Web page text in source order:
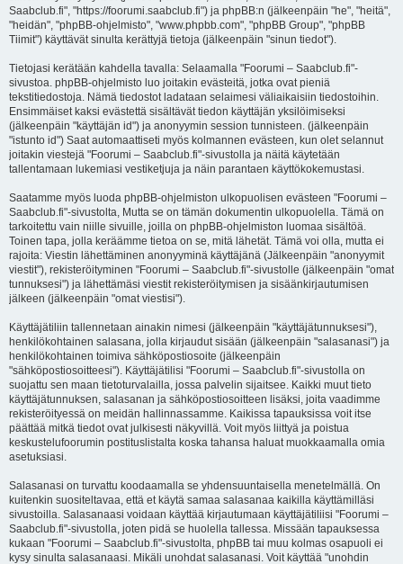
Saabclub.fi", "https://foorumi.saabclub.fi") ja phpBB:n (jälkeenpäin "he", "heitä",
"heidän", "phpBB-ohjelmisto", "www.phpbb.com", "phpBB Group", "phpBB
Tiimit") käyttävät sinulta kerättyjä tietoja (jälkeenpäin "sinun tiedot").
Tietojasi kerätään kahdella tavalla: Selaamalla "Foorumi – Saabclub.fi"-
sivustoa. phpBB-ohjelmisto luo joitakin evästeitä, jotka ovat pieniä
tekstitiedostoja. Nämä tiedostot ladataan selaimesi väliaikaisiin tiedostoihin.
Ensimmäiset kaksi evästettä sisältävät tiedon käyttäjän yksilöimiseksi
(jälkeenpäin "käyttäjän id") ja anonyymin session tunnisteen. (jälkeenpäin
"istunto id") Saat automaattiseti myös kolmannen evästeen, kun olet selannut
joitakin viestejä "Foorumi – Saabclub.fi"-sivustolla ja näitä käytetään
tallentamaan lukemiasi vestiketjuja ja näin parantaen käyttökokemustasi.
Saatamme myös luoda phpBB-ohjelmiston ulkopuolisen evästeen "Foorumi –
Saabclub.fi"-sivustolta, Mutta se on tämän dokumentin ulkopuolella. Tämä on
tarkoitettu vain niille sivuille, joilla on phpBB-ohjelmiston luomaa sisältöä.
Toinen tapa, jolla keräämme tietoa on se, mitä lähetät. Tämä voi olla, mutta ei
rajoita: Viestin lähettäminen anonyyminä käyttäjänä (Jälkeenpäin "anonyymit
viestit"), rekisteröityminen "Foorumi – Saabclub.fi"-sivustolle (jälkeenpäin "omat
tunnuksesi") ja lähettämäsi viestit rekisteröitymisen ja sisäänkirjautumisen
jälkeen (jälkeenpäin "omat viestisi").
Käyttäjätiliin tallennetaan ainakin nimesi (jälkeenpäin "käyttäjätunnuksesi"),
henkilökohtainen salasana, jolla kirjaudut sisään (jälkeenpäin "salasanasi") ja
henkilökohtainen toimiva sähköpostiosoite (jälkeenpäin
"sähköpostiosoitteesi"). Käyttäjätilisi "Foorumi – Saabclub.fi"-sivustolla on
suojattu sen maan tietoturvalailla, jossa palvelin sijaitsee. Kaikki muut tieto
käyttäjätunnuksen, salasanan ja sähköpostiosoitteen lisäksi, joita vaadimme
rekisteröityessä on meidän hallinnassamme. Kaikissa tapauksissa voit itse
päättää mitkä tiedot ovat julkisesti näkyvillä. Voit myös liittyä ja poistua
keskustelufoorumin postituslistalta koska tahansa haluat muokkaamalla omia
asetuksiasi.
Salasanasi on turvattu koodaamalla se yhdensuuntaisella menetelmällä. On
kuitenkin suositeltavaa, että et käytä samaa salasanaa kaikilla käyttämilläsi
sivustoilla. Salasanaasi voidaan käyttää kirjautumaan käyttäjätiliisi "Foorumi –
Saabclub.fi"-sivustolla, joten pidä se huolella tallessa. Missään tapauksessa
kukaan "Foorumi – Saabclub.fi"-sivustolta, phpBB tai muu kolmas osapuoli ei
kysy sinulta salasanaasi. Mikäli unohdat salasanasi. Voit käyttää "unohdin